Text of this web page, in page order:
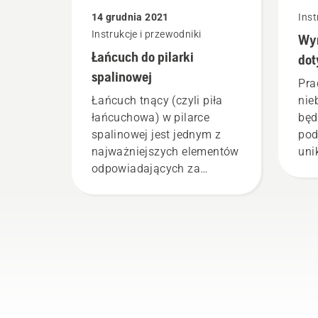
14 grudnia 2021
Instrukcje i przewodniki
Łańcuch do pilarki
spalinowej
Łańcuch tnący (czyli piła
łańcuchowa) w pilarce
spalinowej jest jednym z
najważniejszych elementów
odpowiadających za